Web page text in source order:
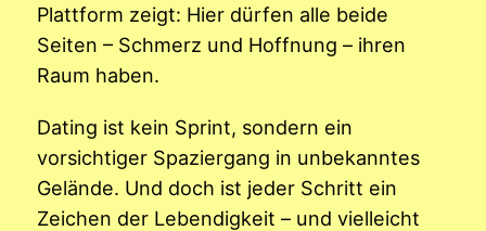
Plattform zeigt: Hier dürfen alle beide
Seiten – Schmerz und Hoffnung – ihren
Raum haben.
Dating ist kein Sprint, sondern ein
vorsichtiger Spaziergang in unbekanntes
Gelände. Und doch ist jeder Schritt ein
Zeichen der Lebendigkeit – und vielleicht